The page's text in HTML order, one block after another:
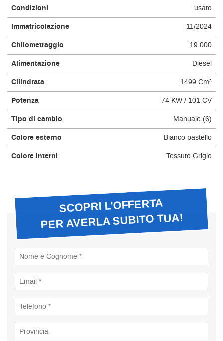
Condizioni usato
Immatricolazione 11/2024
Chilometraggio 19.000
Alimentazione Diesel
Cilindrata 1499 Cm³
Potenza 74 KW / 101 CV
Tipo di cambio Manuale (6)
Colore esterno Bianco pastello
Colore interni Tessuto Grigio
SCOPRI L'OFFERTA
PER AVERLA SUBITO TUA!
questi
strumenti
di
tracciamento
si
rimanda
alla
cookie
policy.
Puoi
rivedere
e
modificare
le
tue
scelte
Cookie necessari
Cookie delle preferenze
Cookie per il miglioramento dell'esperienza utente